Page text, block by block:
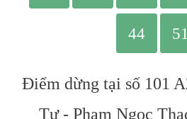
Điểm dừng tại số 101
Tự - Phạm Ngọc